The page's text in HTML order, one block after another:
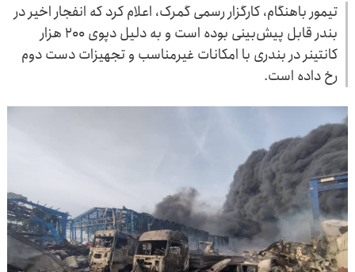
تیمور باهنگام، کارگزار رسمی گمرک، اعلام کرد که انفجار اخیر در
بندر قابل پیش‌بینی بوده است و به دلیل دپوی ۲۰۰ هزار
کانتینر در بندری با امکانات غیرمناسب و تجهیزات دست دوم
رخ داده است.